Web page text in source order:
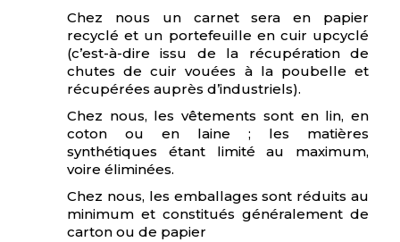
Chez nous un carnet sera en papier
recyclé et un portefeuille en cuir upcyclé
(c’est-à-dire issu de la récupération de
chutes de cuir vouées à la poubelle et
récupérées auprès d’industriels).
Chez nous, les vêtements sont en lin, en
coton ou en laine ; les matières
synthétiques étant limité au maximum,
voire éliminées.
Chez nous, les emballages sont réduits au
minimum et constitués généralement de
carton ou de papier